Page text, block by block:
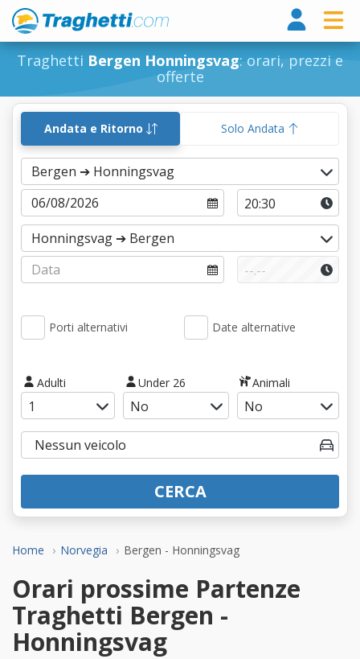
Traghetti Bergen Honningsvag: orari, prezzi e
offerte
Home Norvegia Bergen - Honningsvag
Andata e Ritorno Solo Andata
Porti alternativi Date alternative
Adulti Under 26 Animali
CERCA
Orari prossime Partenze
Traghetti Bergen -
Honningsvag